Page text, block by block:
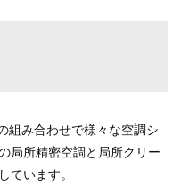
組み合わせで様々な空調シ
局所精密空調と局所クリー
ています。